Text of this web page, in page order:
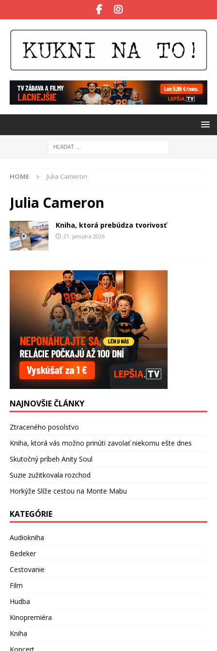
HOME Julia Cameron
Julia Cameron
Kniha, ktorá prebúdza tvorivosť
21. januára 2026
NAJNOVŠIE ČLÁNKY
Ztraceného posolstvo
Kniha, ktorá vás možno prinúti zavolať niekomu ešte dnes
Skutočný príbeh Anity Soul
Suzie zužitkovala rozchod
Horkýže Slíže cestou na Monte Mabu
KATEGÓRIE
Audiokniha
Bedeker
Cestovanie
Film
Hudba
Kinopremiéra
Kniha
Koncert